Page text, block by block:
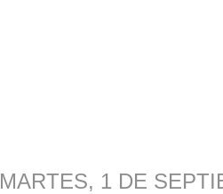
MARTES, 1 DE